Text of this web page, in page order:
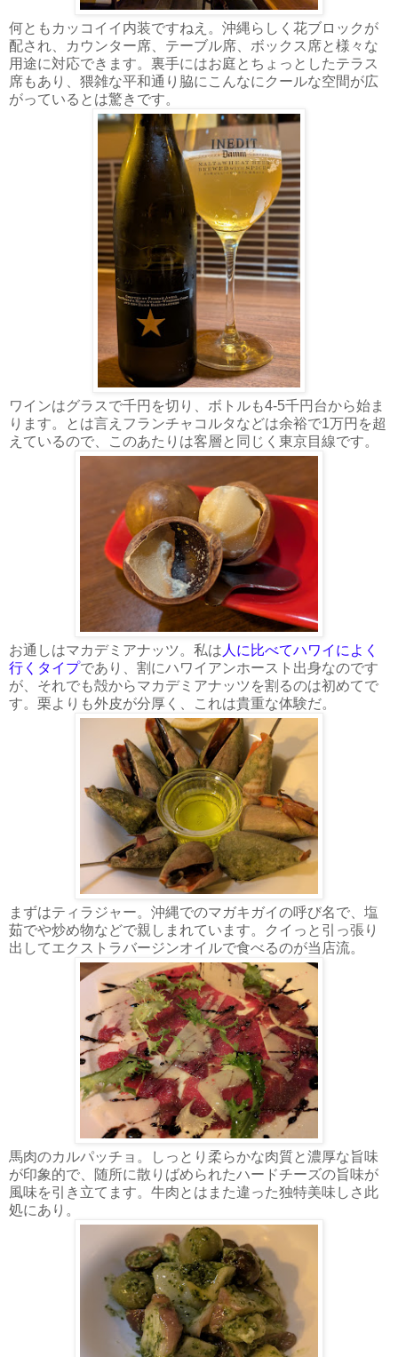
何ともカッコイイ内装ですねえ。沖縄らしく花ブロックが
配され、カウンター席、テーブル席、ボックス席と様々な
用途に対応できます。裏手にはお庭とちょっとしたテラス
席もあり、猥雑な平和通り脇にこんなにクールな空間が広
がっているとは驚きです。
ワインはグラスで千円を切り、ボトルも4-5千円台から始ま
ります。とは言えフランチャコルタなどは余裕で1万円を超
えているので、このあたりは客層と同じく東京目線です。
お通しはマカデミアナッツ。私は 人に比べてハワイによく
行くタイプであり、割にハワイアンホースト出身なのです
が、それでも殻からマカデミアナッツを割るのは初めてで
す。栗よりも外皮が分厚く、これは貴重な体験だ。
まずはティラジャー。沖縄でのマガキガイの呼び名で、塩
茹でや炒め物などで親しまれています。クイっと引っ張り
出してエクストラバージンオイルで食べるのが当店流。
馬肉のカルパッチョ。しっとり柔らかな肉質と濃厚な旨味
が印象的で、随所に散りばめられたハードチーズの旨味が
風味を引き立てます。牛肉とはまた違った独特美味しさ此
処にあり。